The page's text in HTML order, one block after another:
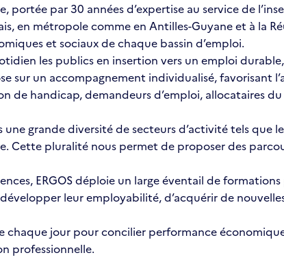
portée par 30 années d’expertise au service de
en métropole comme en Antilles-Guyane et à la
et sociaux de chaque bassin d’emploi.
les publics en insertion vers un emploi
sur un accompagnement individualisé, favorisant
de handicap, demandeurs d’emploi, allocataires
grande diversité de secteurs d’activité tels que le
Cette pluralité nous permet de proposer des
ERGOS déploie un large éventail de
leur employabilité, d’acquérir de
chaque jour pour concilier performance
professionnelle.